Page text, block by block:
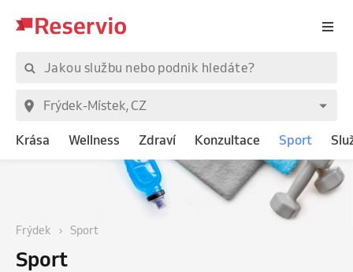
Krása Wellness Zdraví Konzultace Sport
Frýdek Sport
Sport